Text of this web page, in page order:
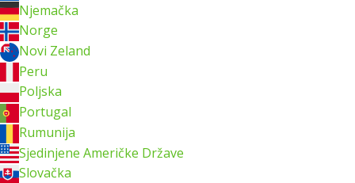
Njemačka
Norge
Novi Zeland
Peru
Poljska
Portugal
Rumunija
Sjedinjene Američke Države
Slovačka